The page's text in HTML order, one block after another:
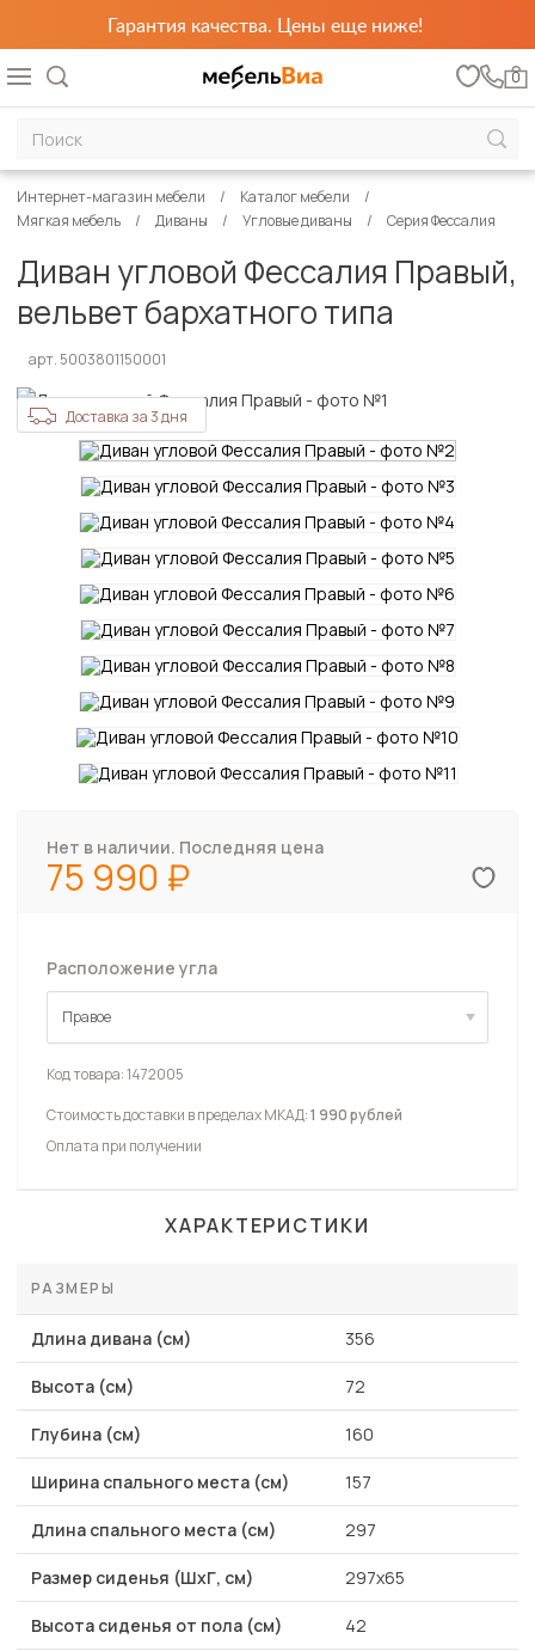
Гарантия качества. Цены еще ниже!
0
Интернет-магазин мебели
Каталог мебели
Мягкая мебель
Диваны Угловые диваны Серия Фессалия
Диван угловой Фессалия Правый,
вельвет бархатного типа
арт. 5003801150001
Доставка за 3 дня
Нет в наличии. Последняя цена
75 990
Расположение угла
Правое
Правое
Код товара:1472005
Стоимость доставки в пределах МКАД:1 990 рублей
Оплата при получении
ХАРАКТЕРИСТИКИ
РАЗМЕРЫ
Длина дивана (см) 356
Высота (см) 72
Глубина (см) 160
Ширина спального места (см) 157
Длина спального места (см) 297
Размер сиденья (ШхГ, см) 297х65
Высота сиденья от пола (см) 42